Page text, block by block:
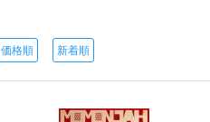
価格順 新着順